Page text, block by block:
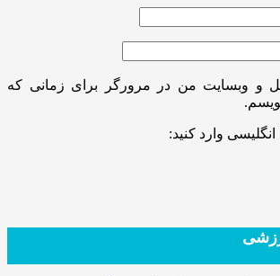
و وبسایت من در مرورگر برای زمانی که
وارد کنید: